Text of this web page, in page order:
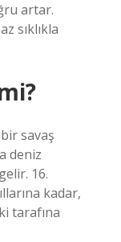
artar.
sıklıkla
savaş
deniz
16.
kadar,
tarafına